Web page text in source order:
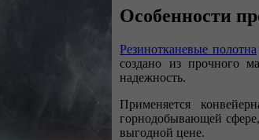
Особенности
Резинотканевые полотна
создано из прочного
надежность.
Применяется
горнодобывающей
выгодной цене.